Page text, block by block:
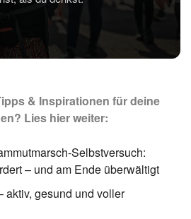
& Inspirationen für deine
Lies hier weiter:
Selbstversuch:
– und am Ende überwältigt
aktiv, gesund und voller